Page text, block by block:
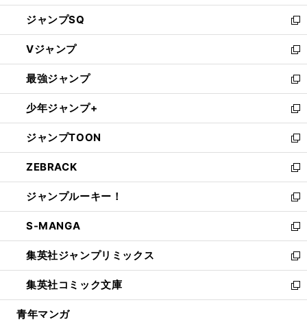
し
い
ウ
ィ
ン
ド
ウ
で
開
く
ジャンプSQ
新
し
い
ウ
ィ
ン
ド
ウ
で
開
く
Vジャンプ
新
し
い
ウ
ィ
ン
ド
ウ
で
開
く
最強ジャンプ
新
し
い
ウ
ィ
ン
ド
ウ
で
開
く
少年ジャンプ+
新
し
い
ウ
ィ
ン
ド
ウ
で
開
く
ジャンプTOON
新
し
い
ウ
ィ
ン
ド
ウ
で
開
く
ZEBRACK
新
し
い
ウ
ィ
ン
ド
ウ
で
開
ジャンプルーキー！
新
し
い
ウ
ィ
ン
ド
ウ
S-MANGA
新
し
い
ウ
ィ
ン
集英社ジャンプリミックス
新
し
い
ウ
集英社コミック文庫
新
し
青年マンガ